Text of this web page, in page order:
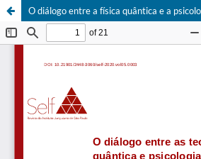
O diálogo entre a física quântica e a